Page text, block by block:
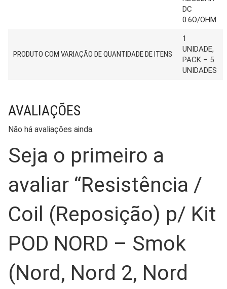
DC
0.6Ω/OHM
PRODUTO COM VARIAÇÃO DE QUANTIDADE DE ITENS
1
UNIDADE,
PACK – 5
UNIDADES
AVALIAÇÕES
Não há avaliações ainda.
Seja o primeiro a
avaliar “Resistência /
Coil (Reposição) p/ Kit
POD NORD – Smok
(Nord, Nord 2, Nord